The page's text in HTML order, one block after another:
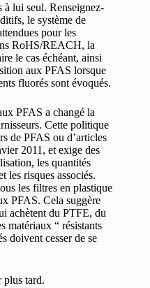
lui seul. Renseignez-
le système de
pour les
RoHS/REACH, la
le cas échéant, ainsi
aux PFAS lorsque
fluorés sont évoqués.
PFAS a changé la
Cette politique
de PFAS ou d’articles
2011, et exige des
les quantités
les risques associés.
les filtres en plastique
PFAS. Cela suggère
achètent du PTFE, du
matériaux “ résistants
doivent cesser de se
plus tard.